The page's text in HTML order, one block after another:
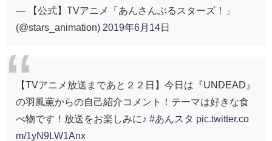
— 【公式】TVアニメ「あんさんぶるスターズ！」
(@stars_animation) 2019年6月14日
【TVアニメ放送まであと２２日】今日は『UNDEAD』
の羽風薫からの自己紹介コメント！テーマは好きな食
べ物です！放送をお楽しみに♪ #あんスタ pic.twitter.co
m/1yN9LW1Anx